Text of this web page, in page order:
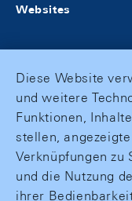
Websites
Diese Website
und weitere
Funktionen,
stellen,
Verknüpfungen zu
und die Nutzung
ihrer